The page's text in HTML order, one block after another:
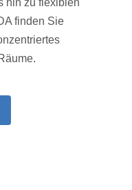
hin zu flexiblen
finden Sie